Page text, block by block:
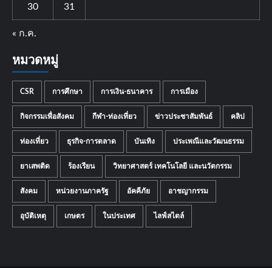
30 31
« ก.ค.
หมวดหมู่
CSR การศึกษา การเงิน-ธนาคาร การเมือง
กิจกรรมเพื่อสังคม กีฬา-ท่องเที่ยว ข่าวประชาสัมพันธ์ คลิป
ท่องเที่ยว ธุรกิจ-การตลาด บันเทิง ประเพณีและวัฒนธรรม
ยาเสพติด ร้องเรียน วิทยาศาสตร์ เทคโนโลยี และนวัตกรรม
สังคม หน่วยงานภาครัฐ อัคคีภัย อาชญากรรม
อุบัติเหตุ เกษตร ในประเทศ ไลฟ์สไตล์